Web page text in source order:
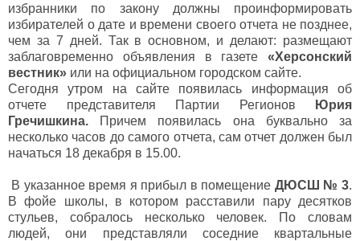
избранники по закону должны проинформировать
избирателей о дате и времени своего отчета не позднее,
чем за 7 дней. Так в основном, и делают: размещают
заблаговременно объявления в газете «Херсонский
вестник» или на официальном городском сайте.
Сегодня утром на сайте появилась информация об
отчете представителя Партии Регионов
Юрия
Гречишкина. Причем появилась она буквально за
несколько часов до самого отчета, сам отчет должен был
начаться 18 декабря в 15.00.
В указанное время я прибыл в помещение ДЮСШ № 3.
В фойе школы, в котором расставили пару десятков
стульев, собралось несколько человек. По словам
людей, они представляли соседние квартальные